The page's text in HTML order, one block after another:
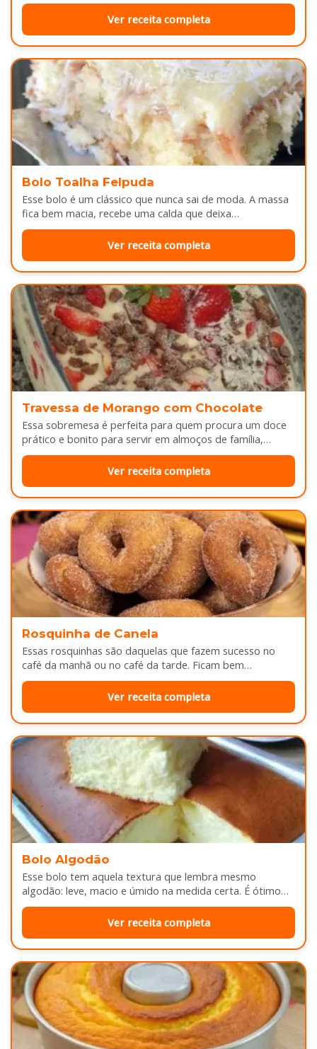
Ver receita completa
Bolo Toalha Felpuda
Esse bolo é um clássico que nunca sai de moda. A massa
fica bem macia, recebe uma calda que deixa…
Ver receita completa
Travessa de Morango com Chocolate
Essa sobremesa é perfeita para quem procura um doce
prático e bonito para servir em almoços de família,
aniversários ou…
Ver receita completa
Rosquinha de Canela
Essas rosquinhas são daquelas que fazem sucesso no
café da manhã ou no café da tarde. Ficam bem
douradinhas por…
Ver receita completa
Bolo Algodão
Esse bolo tem aquela textura que lembra mesmo
algodão: leve, macio e úmido na medida certa. É ótimo
pra servir…
Ver receita completa